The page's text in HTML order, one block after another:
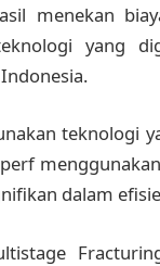
menekan
yang
teknologi
dalam